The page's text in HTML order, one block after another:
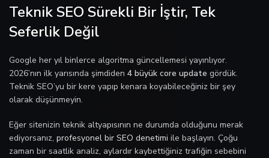
Teknik SEO Sürekli Bir İştir, Tek
Seferlik Değil
Google her yıl binlerce algoritma güncellemesi yayınlıyor.
2026’nın ilk yarısında şimdiden 4 büyük core update gördük.
Teknik SEO’yu bir kere yapıp kenara koyabileceğiniz bir şey
olarak düşünmeyin.
Eğer sitenizin teknik altyapısının ne durumda olduğunu merak
ediyorsanız, profesyonel bir SEO denetimi ile başlayın. Çoğu
zaman bir saatlik analiz, aylardır kaybettiğiniz trafiğin sebebini